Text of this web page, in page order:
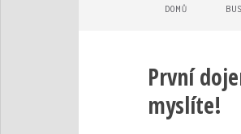
DOMŮ
První
myslíte!